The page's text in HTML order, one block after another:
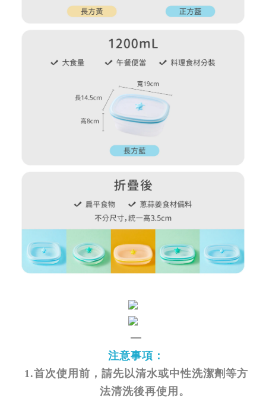
—
注意事項：
1.首次使用前，請先以清水或中性洗潔劑等方
法清洗後再使用。